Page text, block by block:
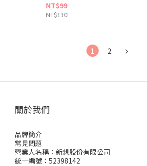
NT$99
NT$110
1 2
關於我們
品牌簡介
常見問題
營業人名稱：新想股份有限公司
統一編號：52398142